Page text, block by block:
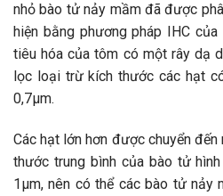
nhỏ bào tử nảy mầm đã được
hiện bằng phương pháp IHC
tiêu hóa của tôm có một rây dạ
lọc loại trừ kích thước các hạt
0,7µm.
Các hạt lớn hơn được chuyển
thước trung bình của bào tử
1µm, nên có thể các bào tử nảy